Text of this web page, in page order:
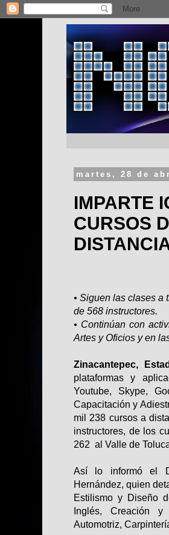
martes, 28 de
IMPARTE
CURSOS
• Siguen las clases a
de 568 instructores.
• Continúan con
Artes y Oficios y en
Zinacantepec,
plataformas y
Youtube, Skype,
Capacitación y
mil 238 cursos a
instructores, de los
262 al Valle de
Así lo informó el
Hernández, quien
Estilismo y Diseño
Inglés, Creación y
Automotriz,